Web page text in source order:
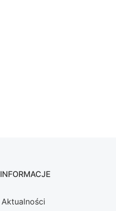
INFORMACJE
Aktualności